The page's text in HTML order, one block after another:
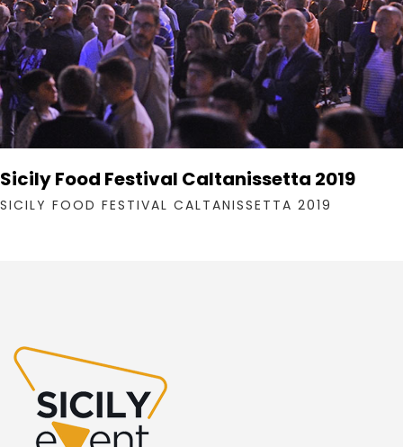
Sicily Food Festival Caltanissetta 2019
SICILY FOOD FESTIVAL CALTANISSETTA 2019